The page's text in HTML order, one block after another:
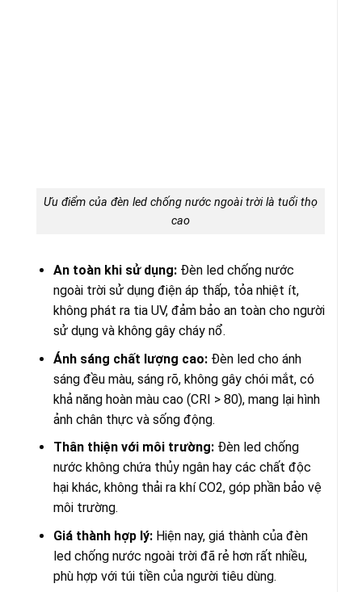
Ưu điểm của đèn led chống nước ngoài trời là tuổi thọ
cao
An toàn khi sử dụng: Đèn led chống nước
ngoài trời sử dụng điện áp thấp, tỏa nhiệt ít,
không phát ra tia UV, đảm bảo an toàn cho người
sử dụng và không gây cháy nổ.
Ánh sáng chất lượng cao: Đèn led cho ánh
sáng đều màu, sáng rõ, không gây chói mắt, có
khả năng hoàn màu cao (CRI > 80), mang lại hình
ảnh chân thực và sống động.
Thân thiện với môi trường: Đèn led chống
nước không chứa thủy ngân hay các chất độc
hại khác, không thải ra khí CO2, góp phần bảo vệ
môi trường.
Giá thành hợp lý: Hiện nay, giá thành của đèn
led chống nước ngoài trời đã rẻ hơn rất nhiều,
phù hợp với túi tiền của người tiêu dùng.